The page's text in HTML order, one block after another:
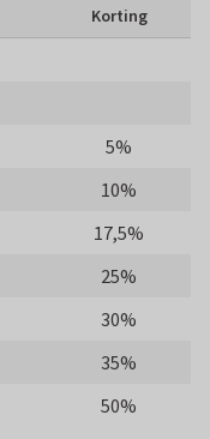
Korting
5%
10%
17,5%
25%
30%
35%
50%